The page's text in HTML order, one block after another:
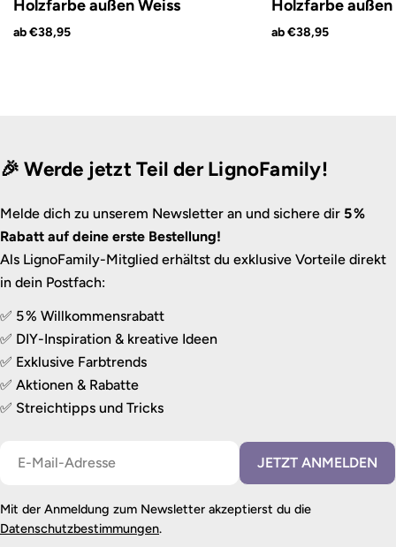
Holzfarbe außen Weiss
ab €38,95
Holzfarbe
ab €38,95
🎉 Werde jetzt Teil der LignoFamily!
Melde dich zu unserem Newsletter an und sichere dir 5 %
Rabatt auf deine erste Bestellung!
Als LignoFamily-Mitglied erhältst du exklusive Vorteile direkt
in dein Postfach:
✅ 5 % Willkommensrabatt
✅ DIY-Inspiration & kreative Ideen
✅ Exklusive Farbtrends
✅ Aktionen & Rabatte
✅ Streichtipps und Tricks
JETZT ANMELDEN
Mit der Anmeldung zum Newsletter akzeptierst du die
Datenschutzbestimmungen.